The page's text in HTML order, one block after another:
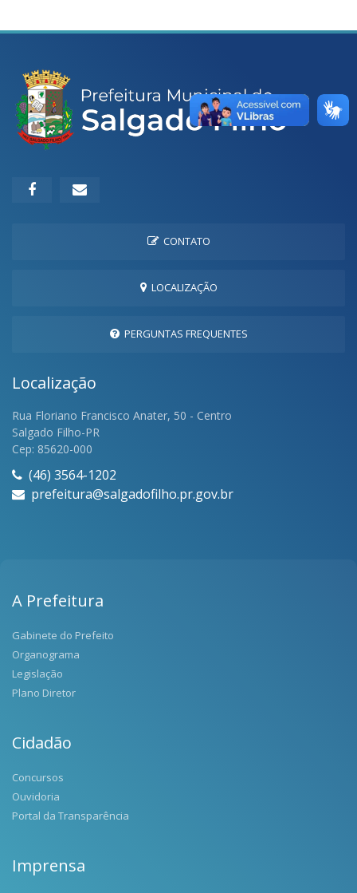
CONTATO
LOCALIZAÇÃO
PERGUNTAS FREQUENTES
Localização
Rua Floriano Francisco Anater, 50 - Centro
Salgado Filho-PR
Cep: 85620-000
(46) 3564-1202
prefeitura@salgadofilho.pr.gov.br
A Prefeitura
Gabinete do Prefeito
Organograma
Legislação
Plano Diretor
Cidadão
Concursos
Ouvidoria
Portal da Transparência
Imprensa